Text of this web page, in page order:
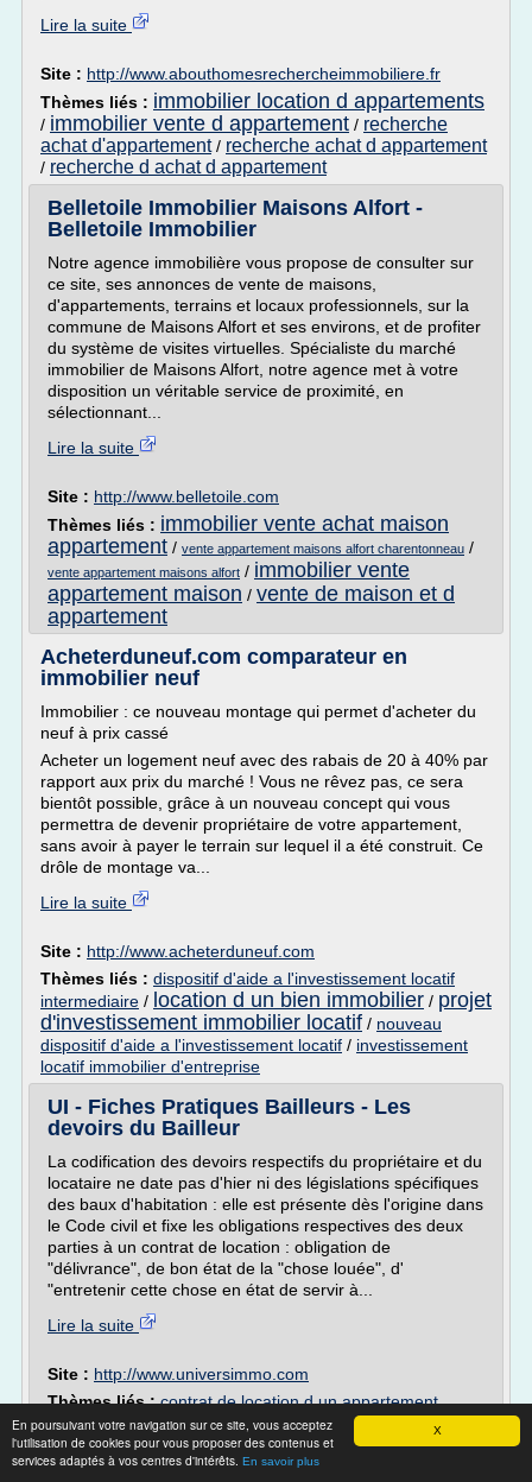
X
En poursuivant votre navigation sur ce site, vous acceptez
l'utilisation de cookies pour vous proposer des contenus et
services adaptés à vos centres d'intérêts. En savoir plus
Lire la suite
Site : http://www.abouthomesrechercheimmobiliere.fr
Thèmes liés : immobilier location d appartements
/ immobilier vente d appartement / recherche
achat d'appartement/ recherche achat d appartement
/ recherche d achat d appartement
Belletoile Immobilier Maisons Alfort -
Belletoile Immobilier
Notre agence immobilière vous propose de consulter sur
ce site, ses annonces de vente de maisons,
d'appartements, terrains et locaux professionnels, sur la
commune de Maisons Alfort et ses environs, et de profiter
du système de visites virtuelles. Spécialiste du marché
immobilier de Maisons Alfort, notre agence met à votre
disposition un véritable service de proximité, en
sélectionnant...
Lire la suite
Site : http://www.belletoile.com
Thèmes liés : immobilier vente achat maison
appartement / vente appartement maisons alfort charentonneau /
vente appartement maisons alfort / immobilier vente
appartement maison / vente de maison et d
appartement
Acheterduneuf.com comparateur en
immobilier neuf
Immobilier : ce nouveau montage qui permet d'acheter du
neuf à prix cassé
Acheter un logement neuf avec des rabais de 20 à 40% par
rapport aux prix du marché ! Vous ne rêvez pas, ce sera
bientôt possible, grâce à un nouveau concept qui vous
permettra de devenir propriétaire de votre appartement,
sans avoir à payer le terrain sur lequel il a été construit. Ce
drôle de montage va...
Lire la suite
Site : http://www.acheterduneuf.com
Thèmes liés : dispositif d'aide a l'investissement locatif
intermediaire / location d un bien immobilier / projet
d'investissement immobilier locatif / nouveau
dispositif d'aide a l'investissement locatif / investissement
locatif immobilier d'entreprise
UI - Fiches Pratiques Bailleurs - Les
devoirs du Bailleur
La codification des devoirs respectifs du propriétaire et du
locataire ne date pas d'hier ni des législations spécifiques
des baux d'habitation : elle est présente dès l'origine dans
le Code civil et fixe les obligations respectives des deux
parties à un contrat de location : obligation de
"délivrance", de bon état de la "chose louée", d'
"entretenir cette chose en état de servir à...
Lire la suite
Site : http://www.universimmo.com
Thèmes liés :contrat de location d un appartement
meuble/loi sur l'immobilier location
d'habitation meuble resiliation/bail d un logement
meuble